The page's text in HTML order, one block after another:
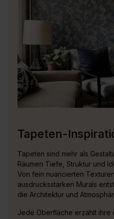
Tapeten-
Tapeten sind mehr als
Räumen Tiefe, Struktur und
Von fein nuancierten
ausdrucksstarken Murals
die Architektur und
Jede Oberfläche erzählt ihre